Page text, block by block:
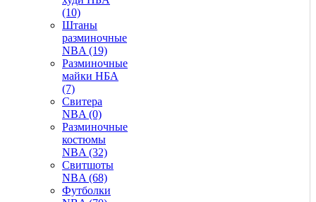
(10)
Штаны
разминочные
NBA (19)
Разминочные
майки НБА
(7)
Свитера
NBA (0)
Разминочные
костюмы
NBA (32)
Свитшоты
NBA (68)
Футболки